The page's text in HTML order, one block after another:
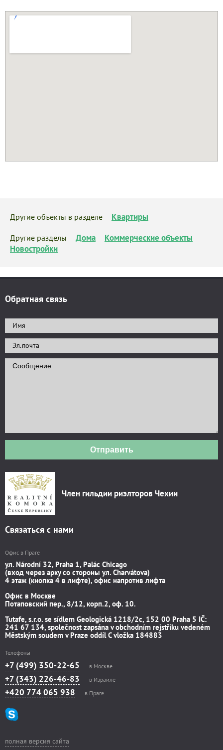
Другие объекты в разделе Квартиры
Другие разделы Дома
Коммерческие объекты
Новостройки
Обратная связь
Отправить
Член гильдии риэлторов Чехии
Связаться с нами
Офис в Праге
ул. Národní 32, Praha 1, Palác Chicago
(вход через арку со стороны ул. Charvátova)
4 этаж (кнопка 4 в лифте), офис напротив лифта
Офис в Москве
Потаповский пер., 8/12, корп.2, оф. 10.
Tutafe, s.r.o. se sídlem Geologická 1218/2c, 152 00 Praha 5 IČ:
241 67 134, společnost zapsána v obchodním rejstříku vedeném
Městským soudem v Praze oddíl C vložka 184883
Телефоны
+7 (499) 350-22-65 в Москве
+7 (343) 226-46-83 в Израиле
+420 774 065 938 в Праге
полная версия сайта